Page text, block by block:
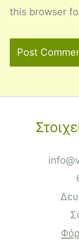
this browser